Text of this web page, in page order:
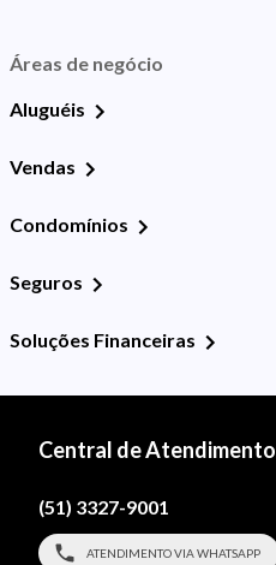
Áreas de negócio
Aluguéis
Vendas
Condomínios
Seguros
Soluções Financeiras
Central de Atendimento
(51) 3327-9001
ATENDIMENTO VIA WHATSAPP